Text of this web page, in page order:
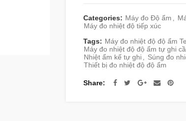
Categories: Máy đo Độ ẩm ,
Máy đo nhiệt độ tiếp xúc
Tags: Máy đo nhiệt độ độ ẩm
Máy đo nhiệt độ độ ẩm tự ghi
Nhiệt ẩm kế tự ghi , Súng đo
Thiết bị đo nhiệt độ độ ẩm
Share